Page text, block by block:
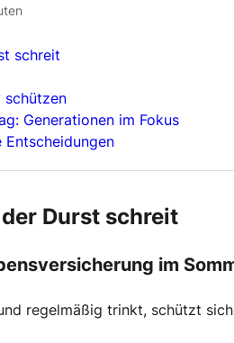
schreit
schützen
Generationen im Fokus
Entscheidungen
Durst schreit
im
regelmäßig trinkt, schützt